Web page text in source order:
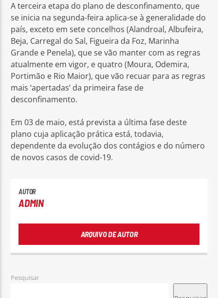
A terceira etapa do plano de desconfinamento, que
se inicia na segunda-feira aplica-se à generalidade do
país, exceto em sete concelhos (Alandroal, Albufeira,
Beja, Carregal do Sal, Figueira da Foz, Marinha
Grande e Penela), que se vão manter com as regras
atualmente em vigor, e quatro (Moura, Odemira,
Portimão e Rio Maior), que vão recuar para as regras
mais ‘apertadas’ da primeira fase de
desconfinamento.
Em 03 de maio, está prevista a última fase deste
plano cuja aplicação prática está, todavia,
dependente da evolução dos contágios e do número
de novos casos de covid-19.
AUTOR
ADMIN
ARQUIVO DE AUTOR
Pesquisar